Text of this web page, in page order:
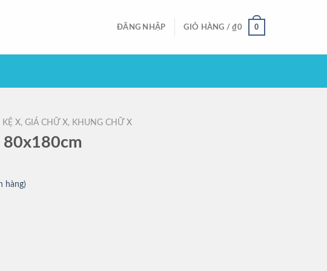
ĐĂNG NHẬP GIỎ HÀNG /₫0 0
KỆ X, GIÁ CHỮ X, KHUNG CHỮ X
80x180cm
hàng)